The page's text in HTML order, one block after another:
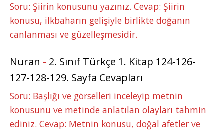
Soru: Şiirin konusunu yazınız. Cevap: Şiirin
konusu, ilkbaharın gelişiyle birlikte doğanın
canlanması ve güzelleşmesidir.
Nuran - 2. Sınıf Türkçe 1. Kitap 124-126-
127-128-129. Sayfa Cevapları
Soru: Başlığı ve görselleri inceleyip metnin
konusunu ve metinde anlatılan olayları tahmin
ediniz. Cevap: Metnin konusu, doğal afetler ve